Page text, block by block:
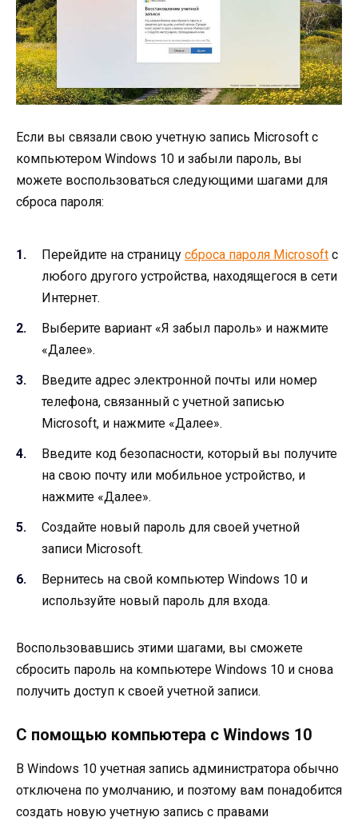
Если вы связали свою учетную запись Microsoft с
компьютером Windows 10 и забыли пароль, вы
можете воспользоваться следующими шагами для
сброса пароля:
Перейдите на страницу сброса пароля Microsoft с
любого другого устройства, находящегося в сети
Интернет.
Выберите вариант «Я забыл пароль» и нажмите
«Далее».
Введите адрес электронной почты или номер
телефона, связанный с учетной записью
Microsoft, и нажмите «Далее».
Введите код безопасности, который вы получите
на свою почту или мобильное устройство, и
нажмите «Далее».
Создайте новый пароль для своей учетной
записи Microsoft.
Вернитесь на свой компьютер Windows 10 и
используйте новый пароль для входа.
Воспользовавшись этими шагами, вы сможете
сбросить пароль на компьютере Windows 10 и снова
получить доступ к своей учетной записи.
С помощью компьютера с Windows 10
В Windows 10 учетная запись администратора обычно
отключена по умолчанию, и поэтому вам понадобится
создать новую учетную запись с правами